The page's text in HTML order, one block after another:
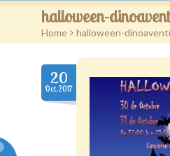
Territorio aventura
DinoAventura
Servicios
Campañas
Novedades
halloween-
Home > halloween-
20
Oct.2017